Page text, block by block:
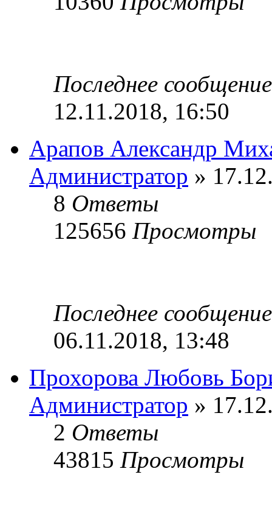
Последнее
12.11.2018, 16:50
Арапов Александр
Администратор »
8 Ответы
125656 Просмотры
Последнее
06.11.2018, 13:48
Прохорова Любовь
Администратор »
2 Ответы
43815 Просмотры